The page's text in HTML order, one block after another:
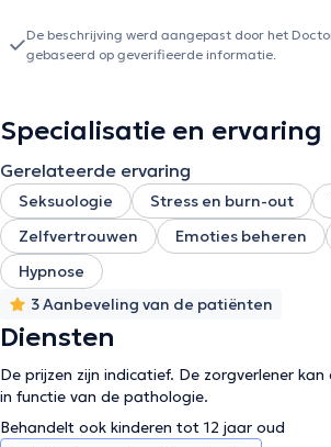
De beschrijving werd aangepast door het
gebaseerd op geverifieerde informatie.
Specialisatie en ervaring
Gerelateerde ervaring
Seksuologie Stress en burn-out
Zelfvertrouwen
Emoties beheren
Hypnose
3 Aanbeveling van de patiënten
Diensten
De prijzen zijn indicatief. De zorgverlener
in functie van de pathologie.
Behandelt ook kinderen tot 12 jaar oud